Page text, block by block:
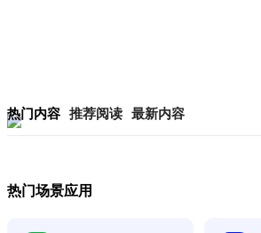
热门内容 推荐阅读 最新内容
热门场景应用